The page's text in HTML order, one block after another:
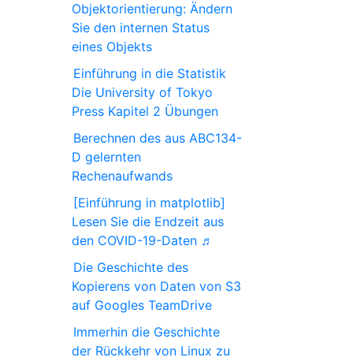
Objektorientierung: Ändern
Sie den internen Status
eines Objekts
Einführung in die Statistik
Die University of Tokyo
Press Kapitel 2 Übungen
Berechnen des aus ABC134-
D gelernten
Rechenaufwands
[Einführung in matplotlib]
Lesen Sie die Endzeit aus
den COVID-19-Daten ♬
Die Geschichte des
Kopierens von Daten von S3
auf Googles TeamDrive
Immerhin die Geschichte
der Rückkehr von Linux zu